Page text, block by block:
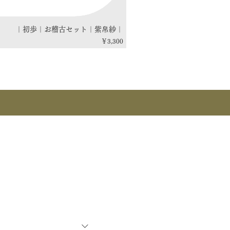
｜初歩｜お稽古セット｜紫帛紗｜
価格
￥3,300